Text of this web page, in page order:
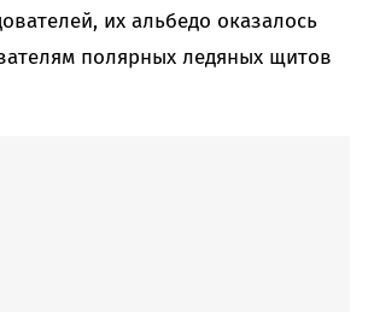
их альбедо оказалось
полярных ледяных щитов